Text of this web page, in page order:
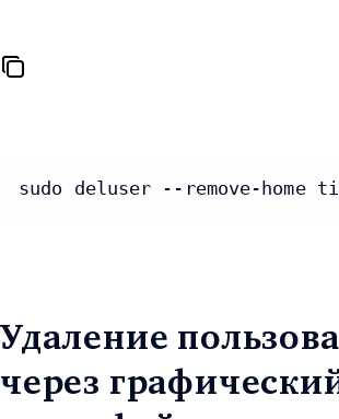
sudo deluser --remove-home
Удаление
через